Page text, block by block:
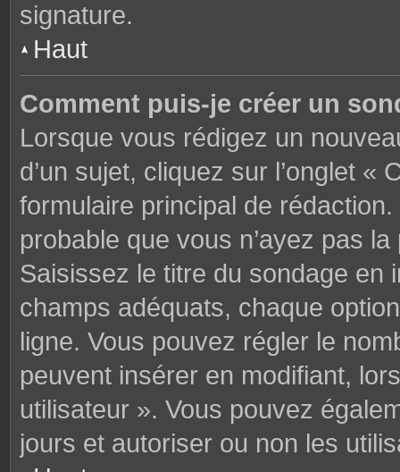
signature.
Haut
Comment puis-je créer un
Lorsque vous rédigez un
d’un sujet, cliquez sur l’onglet
formulaire principal de
probable que vous n’ayez pas
Saisissez le titre du sondage en
champs adéquats, chaque
ligne. Vous pouvez régler le
peuvent insérer en modifiant,
utilisateur ». Vous pouvez
jours et autoriser ou non les